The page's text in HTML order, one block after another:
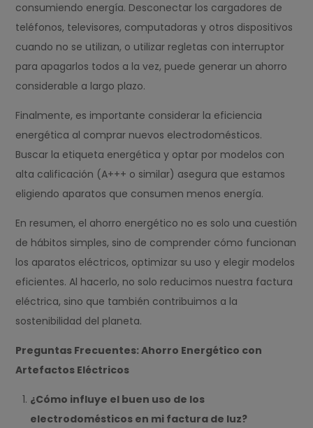
consumiendo energía. Desconectar los cargadores de
teléfonos, televisores, computadoras y otros dispositivos
cuando no se utilizan, o utilizar regletas con interruptor
para apagarlos todos a la vez, puede generar un ahorro
considerable a largo plazo.
Finalmente, es importante considerar la eficiencia
energética al comprar nuevos electrodomésticos.
Buscar la etiqueta energética y optar por modelos con
alta calificación (A+++ o similar) asegura que estamos
eligiendo aparatos que consumen menos energía.
En resumen, el ahorro energético no es solo una cuestión
de hábitos simples, sino de comprender cómo funcionan
los aparatos eléctricos, optimizar su uso y elegir modelos
eficientes. Al hacerlo, no solo reducimos nuestra factura
eléctrica, sino que también contribuimos a la
sostenibilidad del planeta.
Preguntas Frecuentes: Ahorro Energético con
Artefactos Eléctricos
¿Cómo influye el buen uso de los
electrodomésticos en mi factura de luz?